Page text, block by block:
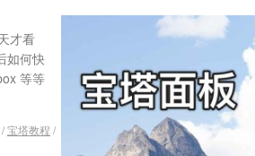
才看
如何快
等等
/宝塔教程 /